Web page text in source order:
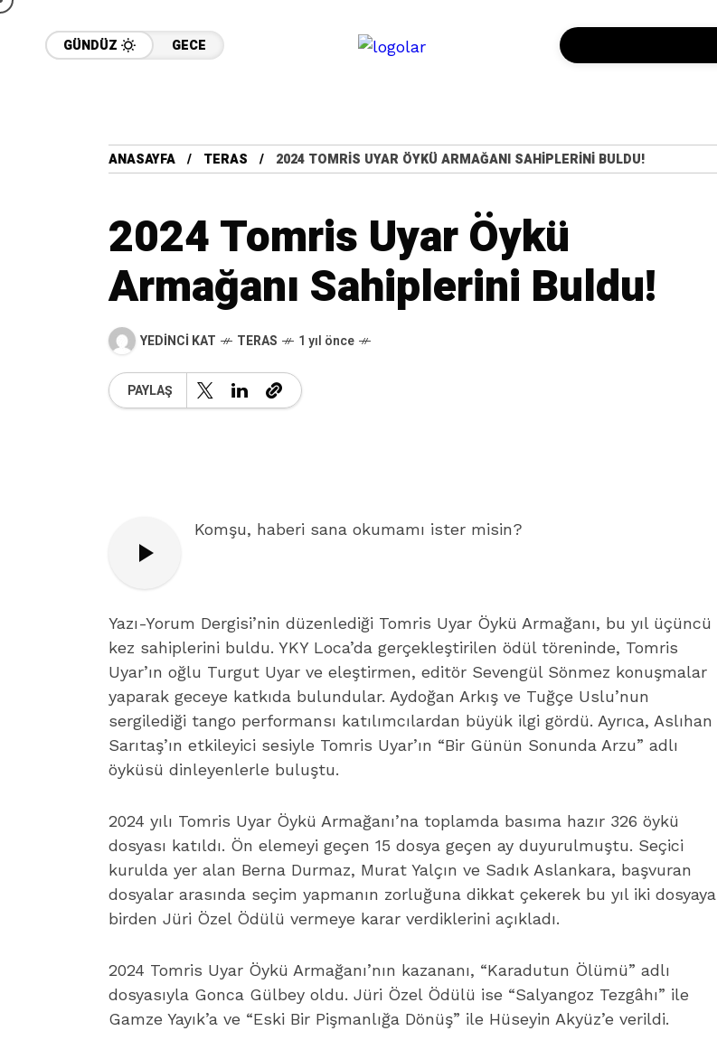
GÜNDÜZ GECE
ANASAYFA TERAS 2024 TOMRIS UYAR ÖYKÜ ARMAĞANI SAHIPLERINI BULDU!
2024 Tomris Uyar Öykü
Armağanı Sahiplerini Buldu!
YEDINCI KAT TERAS 1 yıl önce
PAYLAŞ
Komşu, haberi sana okumamı ister misin?
Yazı-Yorum Dergisi’nin düzenlediği Tomris Uyar Öykü Armağanı, bu yıl üçüncü
kez sahiplerini buldu. YKY Loca’da gerçekleştirilen ödül töreninde, Tomris
Uyar’ın oğlu Turgut Uyar ve eleştirmen, editör Sevengül Sönmez konuşmalar
yaparak geceye katkıda bulundular. Aydoğan Arkış ve Tuğçe Uslu’nun
sergilediği tango performansı katılımcılardan büyük ilgi gördü. Ayrıca, Aslıhan
Sarıtaş’ın etkileyici sesiyle Tomris Uyar’ın “Bir Günün Sonunda Arzu” adlı
öyküsü dinleyenlerle buluştu.
2024 yılı Tomris Uyar Öykü Armağanı’na toplamda basıma hazır 326 öykü
dosyası katıldı. Ön elemeyi geçen 15 dosya geçen ay duyurulmuştu. Seçici
kurulda yer alan Berna Durmaz, Murat Yalçın ve Sadık Aslankara, başvuran
dosyalar arasında seçim yapmanın zorluğuna dikkat çekerek bu yıl iki dosyaya
birden Jüri Özel Ödülü vermeye karar verdiklerini açıkladı.
2024 Tomris Uyar Öykü Armağanı’nın kazananı, “Karadutun Ölümü” adlı
dosyasıyla Gonca Gülbey oldu. Jüri Özel Ödülü ise “Salyangoz Tezgâhı” ile
Gamze Yayık’a ve “Eski Bir Pişmanlığa Dönüş” ile Hüseyin Akyüz’e verildi.